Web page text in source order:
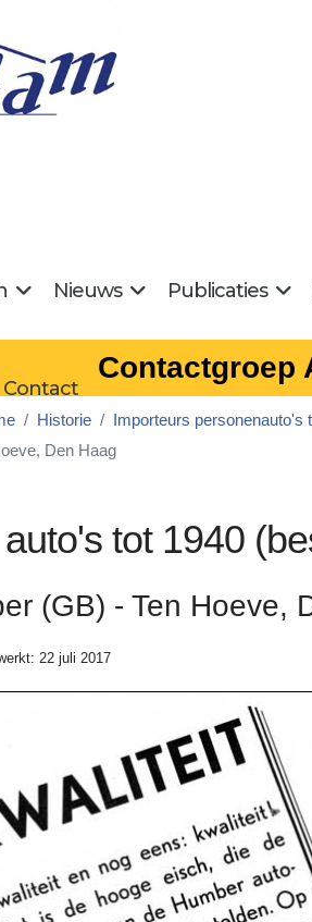
Nieuws Publicaties
Contact
Contactgroep
Historie Importeurs personenauto's
Den Haag
tot 1940
(GB) - Ten Hoeve,
22 juli 2017